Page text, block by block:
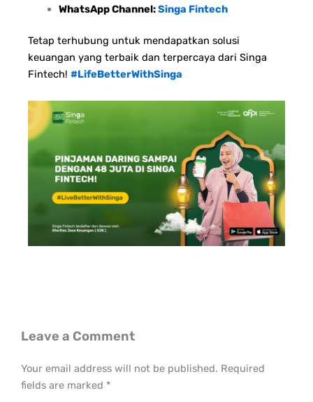
WhatsApp Channel:Singa Fintech
Tetap terhubung untuk mendapatkan solusi
keuangan yang terbaik dan terpercaya dari Singa
Fintech! #LifeBetterWithSinga
Leave a Comment
Your email address will not be published. Required
fields are marked *